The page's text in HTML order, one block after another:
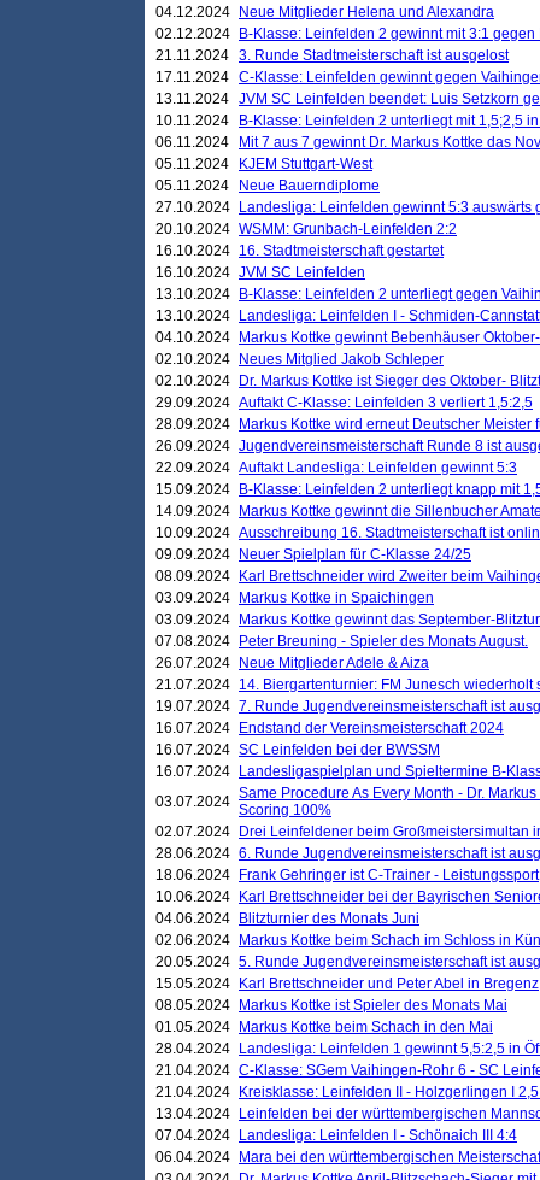
04.12.2024
Neue Mitglieder Helena und Alexandra
02.12.2024
B-Klasse: Leinfelden 2 gewinnt mit 3:1
21.11.2024 3. Runde Stadtmeisterschaft ist ausgelost
17.11.2024 C-Klasse: Leinfelden gewinnt gegen
13.11.2024 JVM SC Leinfelden beendet: Luis Setzkorn
10.11.2024
B-Klasse: Leinfelden 2 unterliegt mit 1,5;2,5
06.11.2024
Mit 7 aus 7 gewinnt Dr. Markus Kottke das
05.11.2024
KJEM Stuttgart-West
05.11.2024
Neue Bauerndiplome
27.10.2024
Landesliga: Leinfelden gewinnt 5:3 auswärts
20.10.2024 WSMM: Grunbach-Leinfelden 2:2
16.10.2024 16. Stadtmeisterschaft gestartet
16.10.2024 JVM SC Leinfelden
13.10.2024
B-Klasse: Leinfelden 2 unterliegt gegen
13.10.2024
Landesliga: Leinfelden I - Schmiden-
04.10.2024
Markus Kottke gewinnt Bebenhäuser
02.10.2024
Neues Mitglied Jakob Schleper
02.10.2024
Dr. Markus Kottke ist Sieger des Oktober-
29.09.2024 Auftakt C-Klasse: Leinfelden 3 verliert 1,5:2,5
28.09.2024
Markus Kottke wird erneut Deutscher Meister
26.09.2024 Jugendvereinsmeisterschaft Runde 8 ist
22.09.2024 Auftakt Landesliga: Leinfelden gewinnt 5:3
15.09.2024
B-Klasse: Leinfelden 2 unterliegt knapp mit
14.09.2024
Markus Kottke gewinnt die Sillenbucher
10.09.2024 Ausschreibung 16. Stadtmeisterschaft ist
09.09.2024
Neuer Spielplan für C-Klasse 24/25
08.09.2024
Karl Brettschneider wird Zweiter beim
03.09.2024
Markus Kottke in Spaichingen
03.09.2024
Markus Kottke gewinnt das September-
07.08.2024
Peter Breuning - Spieler des Monats August.
26.07.2024
Neue Mitglieder Adele & Aiza
21.07.2024 14. Biergartenturnier: FM Junesch wiederholt
19.07.2024 7. Runde Jugendvereinsmeisterschaft ist
16.07.2024
Endstand der Vereinsmeisterschaft 2024
16.07.2024 SC Leinfelden bei der BWSSM
16.07.2024
Landesligaspielplan und Spieltermine B-
03.07.2024 Same Procedure As Every Month - Dr.
Scoring 100%
02.07.2024
Drei Leinfeldener beim Großmeistersimultan
28.06.2024 6. Runde Jugendvereinsmeisterschaft ist
18.06.2024
Frank Gehringer ist C-Trainer - Leistungssport
10.06.2024
Karl Brettschneider bei der Bayrischen
04.06.2024
Blitzturnier des Monats Juni
02.06.2024
Markus Kottke beim Schach im Schloss in
20.05.2024 5. Runde Jugendvereinsmeisterschaft ist
15.05.2024
Karl Brettschneider und Peter Abel in Bregenz
08.05.2024
Markus Kottke ist Spieler des Monats Mai
01.05.2024
Markus Kottke beim Schach in den Mai
28.04.2024
Landesliga: Leinfelden 1 gewinnt 5,5:2,5 in
21.04.2024 C-Klasse: SGem Vaihingen-Rohr 6 - SC
21.04.2024
Kreisklasse: Leinfelden II - Holzgerlingen I
13.04.2024
Leinfelden bei der württembergischen
07.04.2024
Landesliga: Leinfelden I - Schönaich III 4:4
06.04.2024
Mara bei den württembergischen